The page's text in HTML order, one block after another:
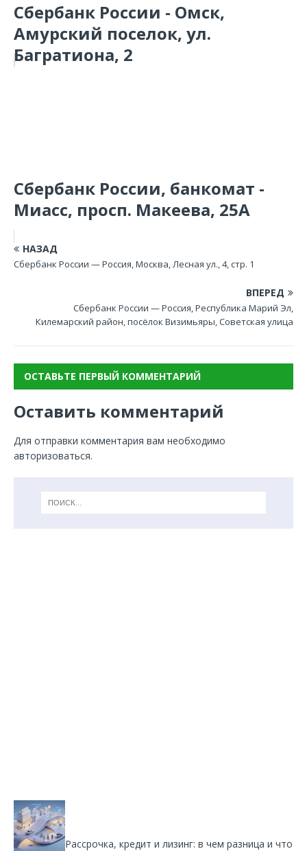
Сбербанк России - Омск,
Амурский поселок, ул.
Багратиона, 2
Сбербанк России, банкомат -
Миасс, просп. Макеева, 25А
НАЗАД
Сбербанк России — Россия, Москва, Лесная ул., 4, стр. 1
ВПЕРЕД
Сбербанк России — Россия, Республика Марий Эл,
Килемарский район, посёлок Визимьяры, Советская улица
ОСТАВЬТЕ ПЕРВЫЙ КОММЕНТАРИЙ
Оставить комментарий
Для отправки комментария вам необходимо
авторизоваться.
Рассрочка, кредит и лизинг: в чем разница и что